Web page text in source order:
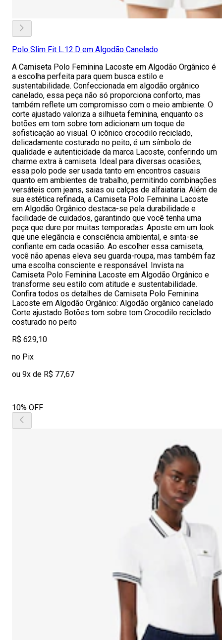
Polo Slim Fit L.12.D em Algodão Canelado
A Camiseta Polo Feminina Lacoste em Algodão Orgânico é
a escolha perfeita para quem busca estilo e
sustentabilidade. Confeccionada em algodão orgânico
canelado, essa peça não só proporciona conforto, mas
também reflete um compromisso com o meio ambiente. O
corte ajustado valoriza a silhueta feminina, enquanto os
botões em tom sobre tom adicionam um toque de
sofisticação ao visual. O icônico crocodilo reciclado,
delicadamente costurado no peito, é um símbolo de
qualidade e autenticidade da marca Lacoste, conferindo um
charme extra à camiseta. Ideal para diversas ocasiões,
essa polo pode ser usada tanto em encontros casuais
quanto em ambientes de trabalho, permitindo combinações
versáteis com jeans, saias ou calças de alfaiataria. Além de
sua estética refinada, a Camiseta Polo Feminina Lacoste
em Algodão Orgânico destaca-se pela durabilidade e
facilidade de cuidados, garantindo que você tenha uma
peça que dure por muitas temporadas. Aposte em um look
que une elegância e consciência ambiental, e sinta-se
confiante em cada ocasião. Ao escolher essa camiseta,
você não apenas eleva seu guarda-roupa, mas também faz
uma escolha consciente e responsável. Invista na
Camiseta Polo Feminina Lacoste em Algodão Orgânico e
transforme seu estilo com atitude e sustentabilidade.
Confira todos os detalhes de Camiseta Polo Feminina
Lacoste em Algodão Orgânico: Algodão orgânico canelado
Corte ajustado Botões tom sobre tom Crocodilo reciclado
costurado no peito
R$ 629,10
no Pix
ou 9x de R$ 77,67
10% OFF